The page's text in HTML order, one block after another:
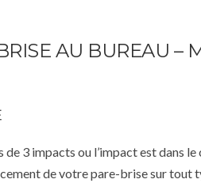
AU BUREAU –
3 impacts ou l’impact est dans
de votre pare-brise sur tout